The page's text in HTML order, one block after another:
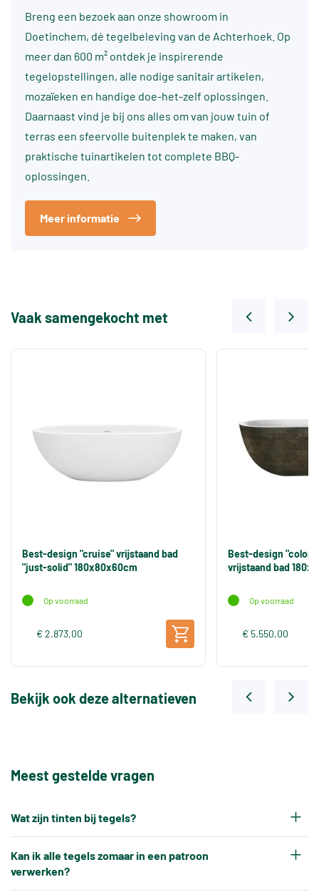
Breng een bezoek aan onze showroom in
Doetinchem, dé tegelbeleving van de Achterhoek. Op
meer dan 600 m² ontdek je inspirerende
tegelopstellingen, alle nodige sanitair artikelen,
mozaïeken en handige doe-het-zelf oplossingen.
Daarnaast vind je bij ons alles om van jouw tuin of
terras een sfeervolle buitenplek te maken, van
praktische tuinartikelen tot complete BBQ-
oplossingen.
Meer informatie
Vaak samengekocht met
Best-design "cruise" vrijstaand bad
"just-solid" 180x80x60cm
Op voorraad
€ 2.873,00
Best-design
vrijstaand bad
Op voorraad
€ 5.550,00
Bekijk ook deze alternatieven
Meest gestelde vragen
Wat zijn tinten bij tegels?
een eigen tintnummer. Omdat keramische tegels
een natuurproduct zijn en onder hoge
Kan ik alle tegels zomaar in een patroon
verwerken?